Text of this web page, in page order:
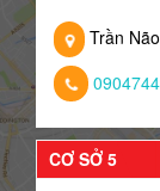
Trần
CƠ SỞ 5